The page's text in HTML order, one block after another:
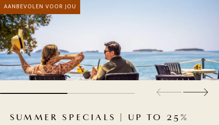
AANBEVOLEN VOOR JOU
SUMMER SPECIALS | UP TO 25%